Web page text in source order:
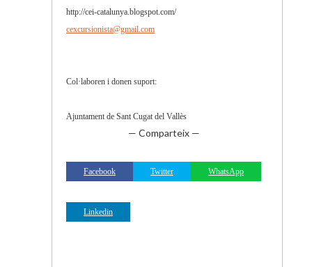
http://cei-catalunya.blogspot.com/
cexcursionista@gmail.com
Col·laboren i donen suport:
Ajuntament de Sant Cugat del Vallès
— Comparteix —
Facebook Twitter WhatsApp
Linkedin